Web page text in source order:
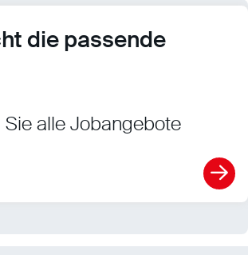
die passende
Sie alle Jobangebote